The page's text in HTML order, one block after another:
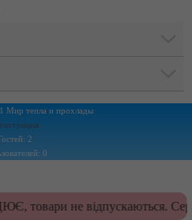
Мир тепла и прохлады
2
0
товари не відпускаються.